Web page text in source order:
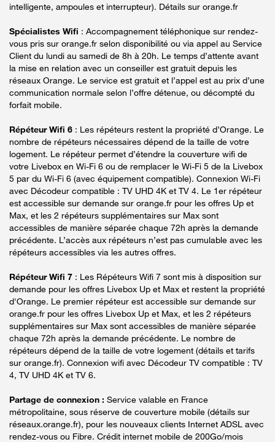
intelligente, ampoules et interrupteur). Détails sur orange.fr
Spécialistes Wifi : Accompagnement téléphonique sur rendez-
vous pris sur orange.fr selon disponibilité ou via appel au Service
Client du lundi au samedi de 8h à 20h. Le temps d’attente avant
la mise en relation avec un conseiller est gratuit depuis les
réseaux Orange. Le service est gratuit et l’appel est au prix d’une
communication normale selon l’offre détenue, ou décompté du
forfait mobile.
Répéteur Wifi 6 : Les répéteurs restent la propriété d’Orange. Le
nombre de répéteurs nécessaires dépend de la taille de votre
logement. Le répéteur permet d’étendre la couverture wifi de
votre Livebox en Wi-Fi 6 ou de remplacer le Wi-Fi 5 de la Livebox
5 par du Wi-Fi 6 (avec équipement compatible). Connexion Wi-Fi
avec Décodeur compatible : TV UHD 4K et TV 4. Le 1er répéteur
est accessible sur demande sur orange.fr pour les offres Up et
Max, et les 2 répéteurs supplémentaires sur Max sont
accessibles de manière séparée chaque 72h après la demande
précédente. L’accès aux répéteurs n’est pas cumulable avec les
répéteurs accessibles via les autres offres.
Répéteur Wifi 7 : Les Répéteurs Wifi 7 sont mis à disposition sur
demande pour les offres Livebox Up et Max et restent la propriété
d'Orange. Le premier répéteur est accessible sur demande sur
orange.fr pour les offres Livebox Up et Max, et les 2 répéteurs
supplémentaires sur Max sont accessibles de manière séparée
chaque 72h après la demande précédente. Le nombre de
répéteurs dépend de la taille de votre logement (détails et tarifs
sur orange.fr). Connexion wifi avec Décodeur TV compatible : TV
4, TV UHD 4K et TV 6.
Partage de connexion : Service valable en France
métropolitaine, sous réserve de couverture mobile (détails sur
réseaux.orange.fr), pour les nouveaux clients Internet ADSL avec
rendez-vous ou Fibre. Crédit internet mobile de 200Go/mois